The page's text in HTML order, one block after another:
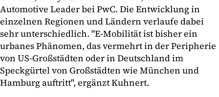
Automotive Leader bei PwC. Die Entwicklung in
einzelnen Regionen und Ländern verlaufe dabei
sehr unterschiedlich. "E-Mobilität ist bisher ein
urbanes Phänomen, das vermehrt in der Peripherie
von US-Großstädten oder in Deutschland im
Speckgürtel von Großstädten wie München und
Hamburg auftritt", ergänzt Kuhnert.